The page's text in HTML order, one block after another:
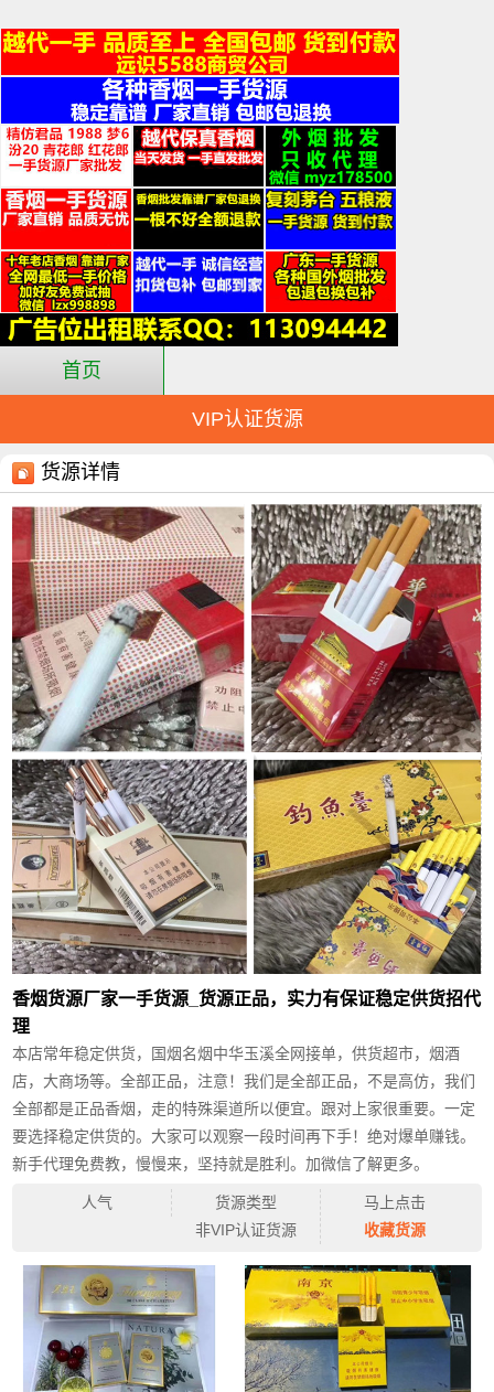
首页
VIP认证货源
货源详情
香烟货源厂家一手货源_货源正品，实力有保证稳定供货招代
理
本店常年稳定供货，国烟名烟中华玉溪全网接单，供货超市，烟酒
店，大商场等。全部正品，注意！我们是全部正品，不是高仿，我们
全部都是正品香烟，走的特殊渠道所以便宜。跟对上家很重要。一定
要选择稳定供货的。大家可以观察一段时间再下手！绝对爆单赚钱。
新手代理免费教，慢慢来，坚持就是胜利。加微信了解更多。
人气
货源类型
非VIP认证货源
马上点击
收藏货源